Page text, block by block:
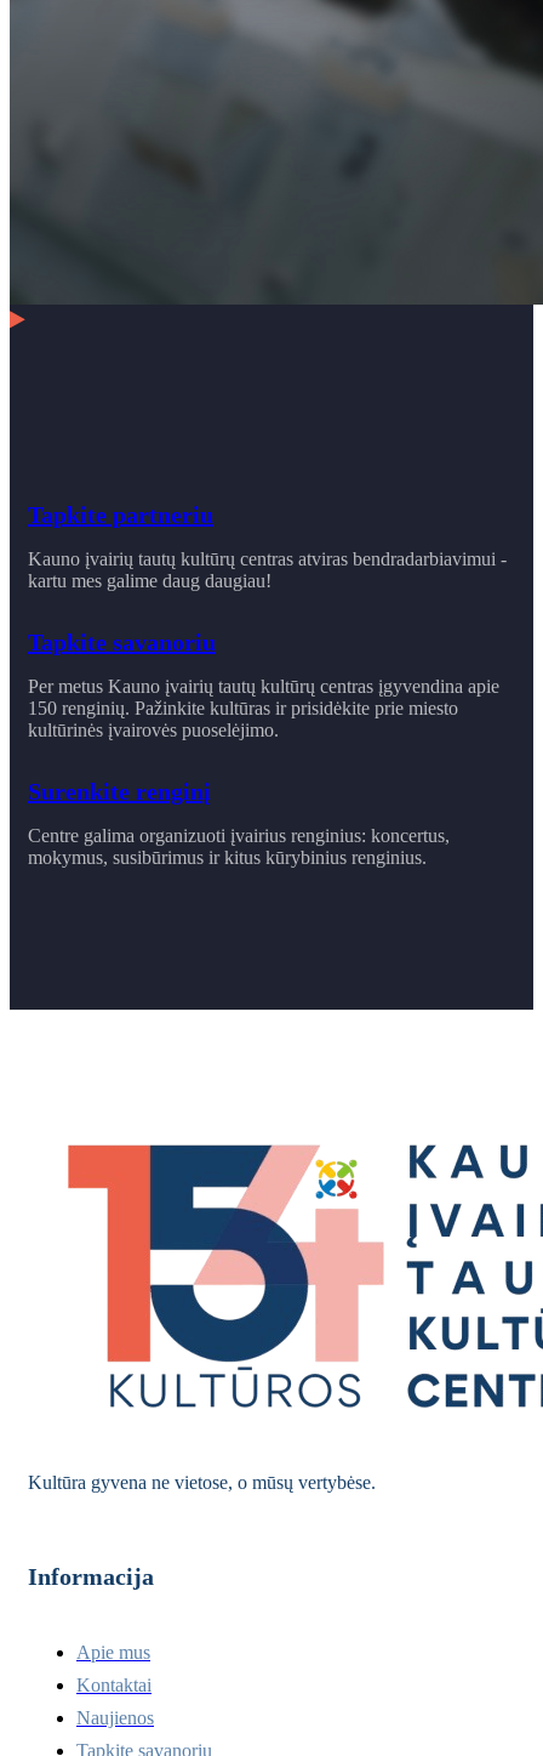
Tapkite partneriu
Kauno įvairių tautų kultūrų centras atviras bendradarbiavimui -
kartu mes galime daug daugiau!
Tapkite savanoriu
Per metus Kauno įvairių tautų kultūrų centras įgyvendina apie
150 renginių. Pažinkite kultūras ir prisidėkite prie miesto
kultūrinės įvairovės puoselėjimo.
Surenkite renginį
Centre galima organizuoti įvairius renginius: koncertus,
mokymus, susibūrimus ir ​kitus kūrybinius renginius.
Kultūra gyvena ne vietose, o mūsų vertybėse.
Informacija
Apie mus
Kontaktai
Naujienos
Tapkite savanoriu